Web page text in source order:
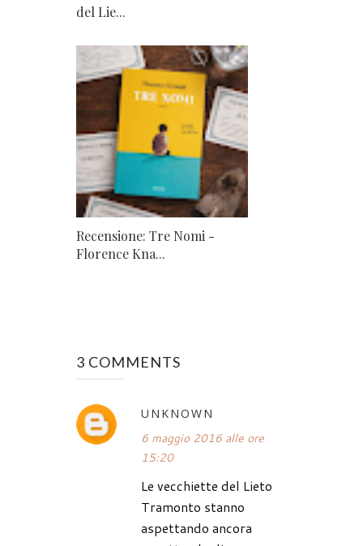
del Lie...
Recensione: Tre Nomi -
Florence Kna...
3 COMMENTS
UNKNOWN
6 maggio 2016 alle ore
15:20
Le vecchiette del Lieto
Tramonto stanno
aspettando ancora